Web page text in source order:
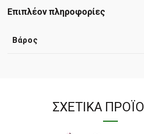
Επιπλέον πληροφορίες
Βάρος
ΣΧΕΤΙΚΆ